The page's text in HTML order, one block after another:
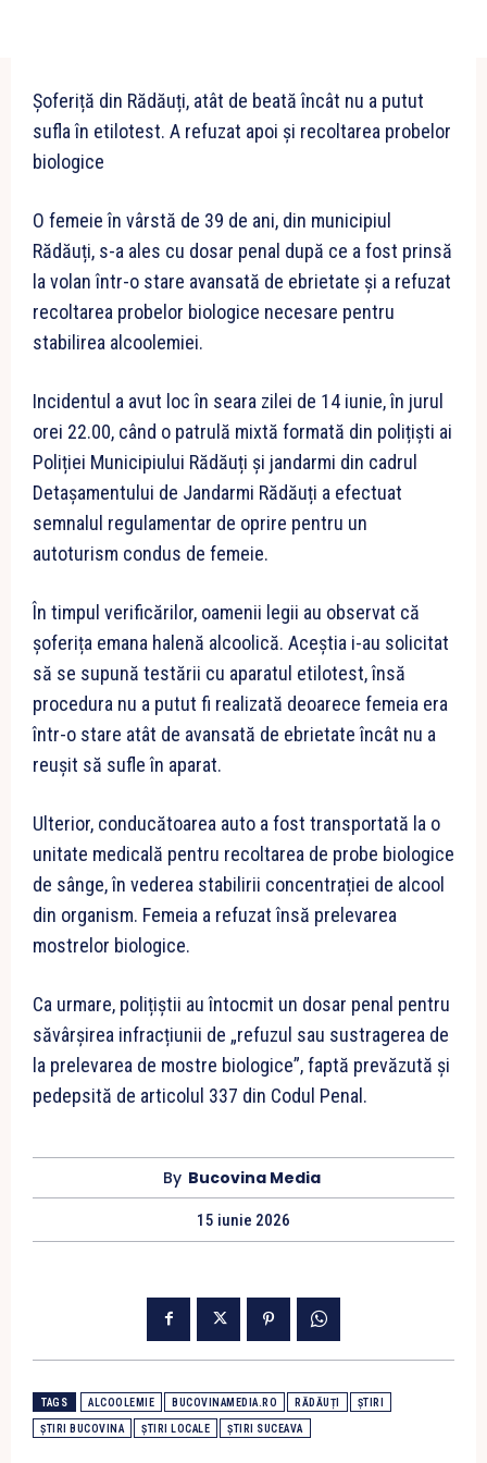
Șoferiță din Rădăuți, atât de beată încât nu a putut
sufla în etilotest. A refuzat apoi și recoltarea probelor
biologice
O femeie în vârstă de 39 de ani, din municipiul
Rădăuți, s-a ales cu dosar penal după ce a fost prinsă
la volan într-o stare avansată de ebrietate și a refuzat
recoltarea probelor biologice necesare pentru
stabilirea alcoolemiei.
Incidentul a avut loc în seara zilei de 14 iunie, în jurul
orei 22.00, când o patrulă mixtă formată din polițiști ai
Poliției Municipiului Rădăuți și jandarmi din cadrul
Detașamentului de Jandarmi Rădăuți a efectuat
semnalul regulamentar de oprire pentru un
autoturism condus de femeie.
În timpul verificărilor, oamenii legii au observat că
șoferița emana halenă alcoolică. Aceștia i-au solicitat
să se supună testării cu aparatul etilotest, însă
procedura nu a putut fi realizată deoarece femeia era
într-o stare atât de avansată de ebrietate încât nu a
reușit să sufle în aparat.
Ulterior, conducătoarea auto a fost transportată la o
unitate medicală pentru recoltarea de probe biologice
de sânge, în vederea stabilirii concentrației de alcool
din organism. Femeia a refuzat însă prelevarea
mostrelor biologice.
Ca urmare, polițiștii au întocmit un dosar penal pentru
săvârșirea infracțiunii de „refuzul sau sustragerea de
la prelevarea de mostre biologice”, faptă prevăzută și
pedepsită de articolul 337 din Codul Penal.
By Bucovina Media
15 iunie 2026
TAGS ALCOOLEMIE BUCOVINAMEDIA.RO RĂDĂUȚI ȘTIRI
ȘTIRI BUCOVINA ȘTIRI LOCALE ȘTIRI SUCEAVA